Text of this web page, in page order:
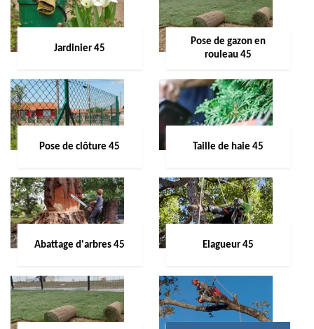
Jardinier 45
Pose de gazon en
rouleau 45
Pose de clôture 45 Taille de haie 45
Abattage d'arbres 45 Elagueur 45